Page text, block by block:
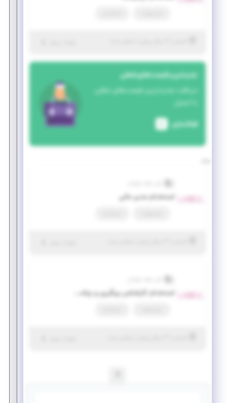
جدیدترین فرصت‌های شغلی
دریافت جدیدترین فرصت‌های شغلی
با ایمیل
فعالسازی
استخدام مدیر مالی